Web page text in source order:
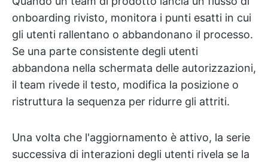
onboarding rivisto, monitora i punti esatti in cui
gli utenti rallentano o abbandonano il processo.
Se una parte consistente degli utenti
abbandona nella schermata delle autorizzazioni,
il team rivede il testo, modifica la posizione o
ristruttura la sequenza per ridurre gli attriti.
Una volta che l'aggiornamento è attivo, la serie
successiva di interazioni degli utenti rivela se la